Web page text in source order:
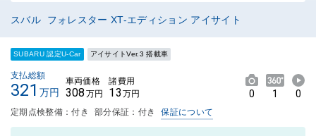
スバル フォレスター XT-エディション アイサイト
SUBARU 認定U-Car アイサイトVer.3 搭載車
支払総額
321 万円
車両価格
308 万円
諸費用
13 万円 0 1 0
定期点検整備：付き 部分保証：付き 保証について